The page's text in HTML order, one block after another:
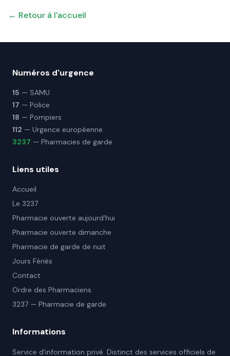
← Retour à l'accueil
Numéros d'urgence
15 — SAMU
17 — Police
18 — Pompiers
112 — Urgence européenne
3237 — Pharmacies de garde
Liens utiles
Accueil
Le 3237
Pharmacie ouverte aujourd'hui
Pharmacie ouverte dimanche
Pharmacie de garde de nuit
Jours Fériés
Contact
Ordre des Pharmaciens
3237 — Pharmacie de garde
Informations
Service d'information privé. Distinct des services officiels de